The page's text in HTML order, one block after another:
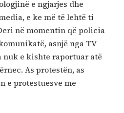
e ngjarjes dhe
e ke më të lehtë ti
në momentin që policia
asnjë nga TV
nuk e kishte raportuar atë
As protestën, as
e protestuesve me